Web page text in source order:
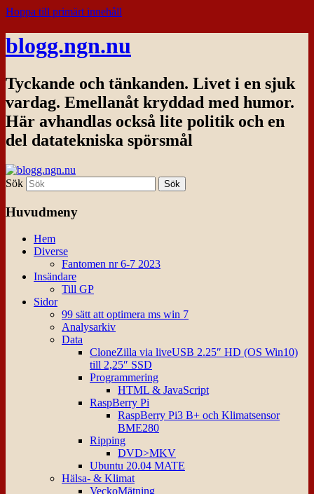
Hoppa till primärt innehåll
blogg.ngn.nu
Tyckande och tänkanden. Livet i en sjuk
vardag. Emellanåt kryddad med humor.
Här avhandlas också lite politik och en
del datatekniska spörsmål
Sök
Huvudmeny
Hem
Diverse
Fantomen nr 6-7 2023
Insändare
Till GP
Sidor
99 sätt att optimera ms win 7
Analysarkiv
Data
CloneZilla via liveUSB 2.25″ HD (OS Win10)
till 2,25″ SSD
Programmering
HTML & JavaScript
RaspBerry Pi
RaspBerry Pi3 B+ och Klimatsensor
BME280
Ripping
DVD>MKV
Ubuntu 20.04 MATE
Hälsa- & Klimat
VeckoMätning